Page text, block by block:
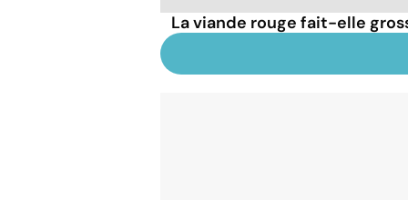
La viande rouge fait-elle